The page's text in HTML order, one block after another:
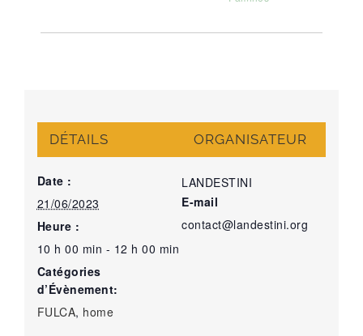
DÉTAILS
Date :
21/06/2023
Heure :
10 h 00 min - 12 h 00 min
Catégories
d’Évènement:
FULCA, home
ORGANISATEUR
LANDESTINI
E-mail
contact@landestini.org